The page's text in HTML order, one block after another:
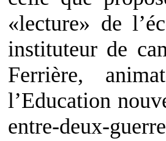
«lecture» de
instituteur de
Ferrière,
l’Education
entre-deux-